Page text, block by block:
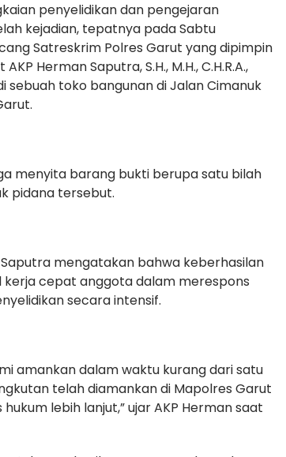
penyelidikan dan pengejaran
kejadian, tepatnya pada Sabtu
Satreskrim Polres Garut yang dipimpin
Herman Saputra, S.H., M.H., C.H.R.A.,
toko bangunan di Jalan Cimanuk
menyita barang bukti berupa satu bilah
pidana tersebut.
mengatakan bahwa keberhasilan
kerja cepat anggota dalam merespons
secara intensif.
amankan dalam waktu kurang dari satu
telah diamankan di Mapolres Garut
lebih lanjut,” ujar AKP Herman saat